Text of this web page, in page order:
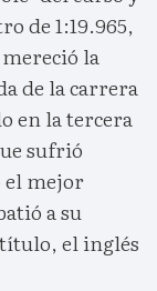
de 1:19.965,
la
de la carrera
en la tercera
sufrió
el mejor
a su
el inglés